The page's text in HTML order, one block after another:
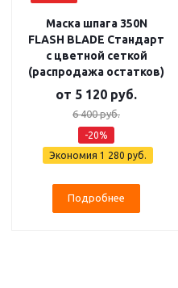
Маска шпага 350N
FLASH BLADE Стандарт
с цветной сеткой
(распродажа остатков)
от 5 120 руб.
6 400 руб.
-20%
Экономия 1 280 руб.
Подробнее